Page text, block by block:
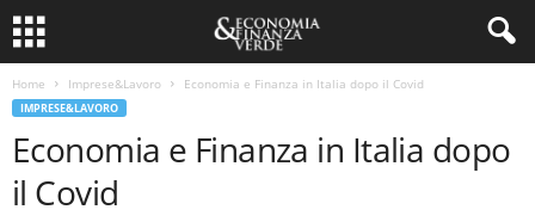
Home Imprese&Lavoro Economia e Finanza in Italia dopo il Covid
IMPRESE&LAVORO
Economia e Finanza in Italia dopo
il Covid